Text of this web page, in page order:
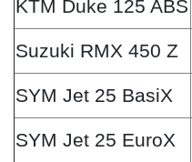
KTM Duke 125 ABS
Suzuki RMX 450 Z
SYM Jet 25 BasiX
SYM Jet 25 EuroX